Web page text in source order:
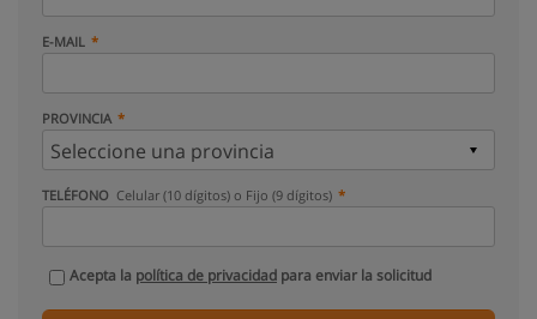
E-MAIL
PROVINCIA
TELÉFONO Celular (10 dígitos) o Fijo (9 dígitos)
Acepta la política de privacidad para enviar la solicitud